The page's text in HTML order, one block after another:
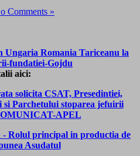
Comments »
aici:
solicita CSAT, Presedintiei,
Parchetului stoparea jefuirii
APEL